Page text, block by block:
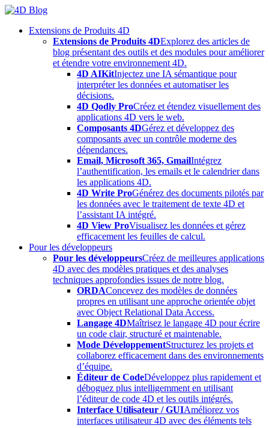
Skip
contentExtensions de Produits 4D
Extensions de Produits 4DExplorez des articles de
blog présentant des outils et des modules pour améliorer
et étendre votre environnement 4D.
4D AIKitInjectez une IA sémantique pour
interpréter les données et automatiser les
décisions.
4D Qodly ProCréez et étendez visuellement des
applications 4D vers le web.
Composants 4DGérez et développez des
composants avec un contrôle moderne des
dépendances.
Email, Microsoft 365, GmailIntégrez
l’authentification, les emails et le calendrier dans
les applications 4D.
4D Write ProGénérez des documents pilotés par
les données avec le traitement de texte 4D et
l’assistant IA intégré.
4D View ProVisualisez les données et gérez
efficacement les feuilles de calcul.
Pour les développeurs
Pour les développeursCréez de meilleures applications
4D avec des modèles pratiques et des analyses
techniques approfondies issues de notre blog.
ORDAConcevez des modèles de données
propres en utilisant une approche orientée objet
avec Object Relational Data Access.
Langage 4DMaîtrisez le langage 4D pour écrire
un code clair, structuré et maintenable.
Mode DéveloppementStructurez les projets et
collaborez efficacement dans des environnements
d’équipe.
Éditeur de CodeDéveloppez plus rapidement et
déboguez plus intelligemment en utilisant
l’éditeur de code 4D et les outils intégrés.
Interface Utilisateur / GUIAméliorez vos
interfaces utilisateur 4D avec des éléments tels